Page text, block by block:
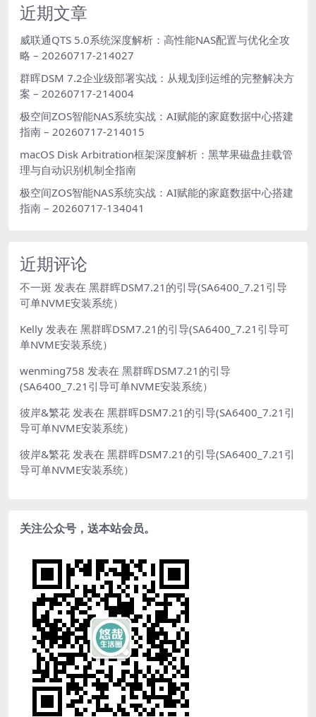
近期文章
威联通QTS 5.0系统深度解析：高性能NAS配置与优化全攻
略 – 20260717-214027
群晖DSM 7.2企业级部署实战：从规划到运维的完整解决方
案 – 20260717-214004
极空间ZOS智能NAS系统实战：AI赋能的家庭数据中心搭建
指南 – 20260717-214015
macOS Disk Arbitration框架深度解析：黑苹果磁盘挂载管
理与自动识别机制全指南
极空间ZOS智能NAS系统实战：AI赋能的家庭数据中心搭建
指南 – 20260717-134041
近期评论
不一斑 发表在 黑群晖DSM7.21的引导(SA6400_7.21引导
可单NVME安装系统）
Kelly 发表在 黑群晖DSM7.21的引导(SA6400_7.21引导可
单NVME安装系统）
wenming758 发表在 黑群晖DSM7.21的引导
(SA6400_7.21引导可单NVME安装系统）
彼岸&繁花 发表在 黑群晖DSM7.21的引导(SA6400_7.21引
导可单NVME安装系统）
彼岸&繁花 发表在 黑群晖DSM7.21的引导(SA6400_7.21引
导可单NVME安装系统）
关注公众号，送本站会员。